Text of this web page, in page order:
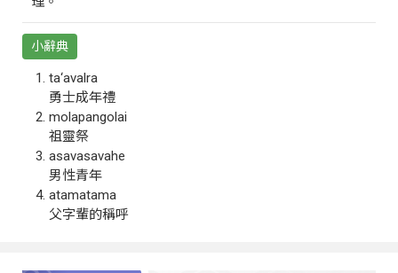
小辭典
ta‘avalra
勇士成年禮
molapangolai
祖靈祭
asavasavahe
男性青年
atamatama
父字輩的稱呼